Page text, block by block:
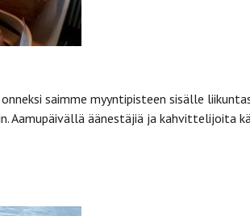
saimme myyntipisteen sisälle
Aamupäivällä äänestäjiä ja kahvittelijoita